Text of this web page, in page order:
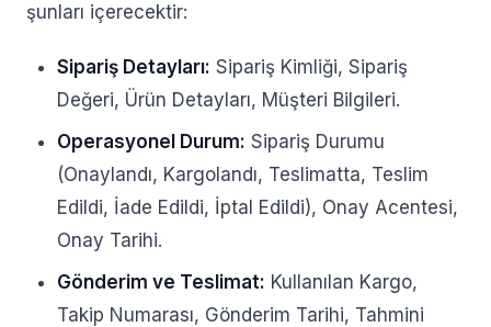
şunları içerecektir:
Sipariş Detayları: Sipariş Kimliği, Sipariş
Değeri, Ürün Detayları, Müşteri Bilgileri.
Operasyonel Durum: Sipariş Durumu
(Onaylandı, Kargolandı, Teslimatta, Teslim
Edildi, İade Edildi, İptal Edildi), Onay Acentesi,
Onay Tarihi.
Gönderim ve Teslimat: Kullanılan Kargo,
Takip Numarası, Gönderim Tarihi, Tahmini